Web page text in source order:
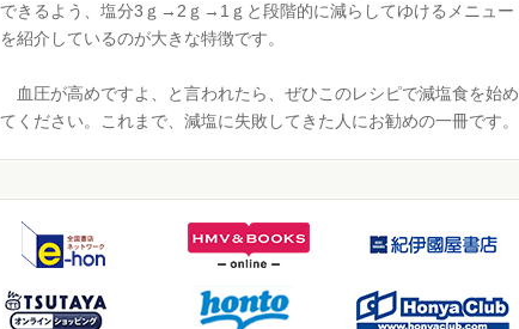
できるよう、塩分3ｇ→2ｇ→1ｇと段階的に減らしてゆけるメニュー
を紹介しているのが大きな特徴です。
血圧が高めですよ、と言われたら、ぜひこのレシピで減塩食を始め
てください。これまで、減塩に失敗してきた人にお勧めの一冊です。